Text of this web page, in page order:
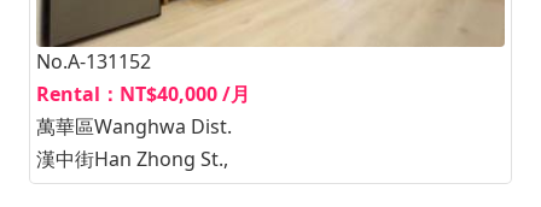
No.A-131152
Rental：NT$40,000 /月
萬華區Wanghwa Dist.
漢中街Han Zhong St.,